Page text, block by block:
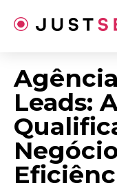
para
Leads: